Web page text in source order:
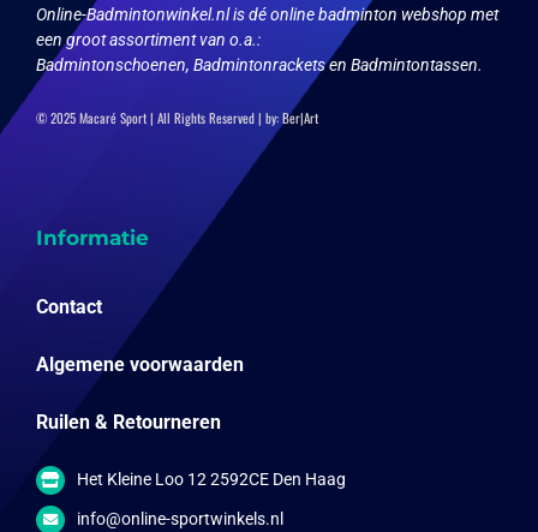
Online-Badmintonwinkel.nl is dé online badminton webshop met
een groot assortiment van o.a.:
Badmintonschoenen, Badmintonrackets en Badmintontassen.
© 2025 Macaré Sport | All Rights Reserved | by:Ber|Art
Informatie
Contact
Algemene voorwaarden
Ruilen & Retourneren
Het Kleine Loo 12 2592CE Den Haag
info@online-sportwinkels.nl